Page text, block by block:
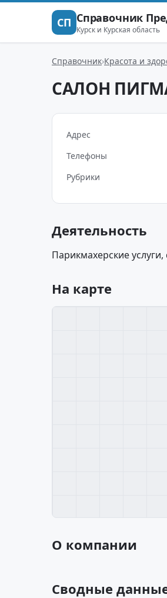
СП Справочник
Курск и Курская область
Справочник Красота и
САЛОН
Адрес
Телефоны
Рубрики
Деятельность
Парикмахерские
На карте
О компании
Сводные